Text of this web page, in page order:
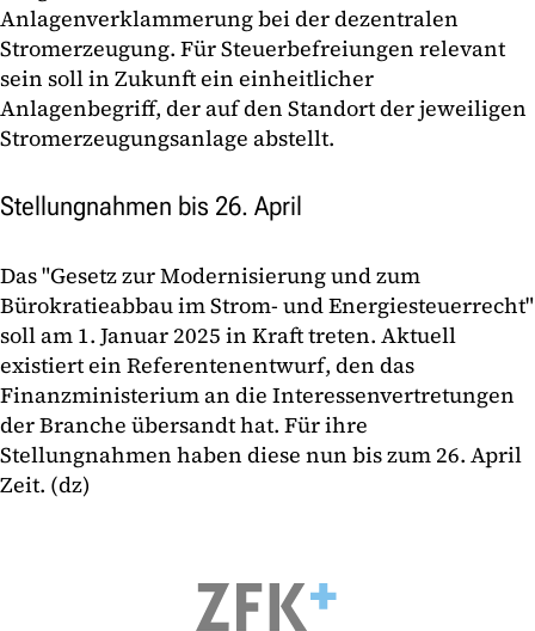
Anlagenverklammerung bei der dezentralen
Stromerzeugung. Für Steuerbefreiungen relevant
sein soll in Zukunft ein einheitlicher
Anlagenbegriff, der auf den Standort der jeweiligen
Stromerzeugungsanlage abstellt.
Stellungnahmen bis 26. April
Das "Gesetz zur Modernisierung und zum
Bürokratieabbau im Strom- und Energiesteuerrecht"
soll am 1. Januar 2025 in Kraft treten. Aktuell
existiert ein Referentenentwurf, den das
Finanzministerium an die Interessenvertretungen
der Branche übersandt hat. Für ihre
Stellungnahmen haben diese nun bis zum 26. April
Zeit. (dz)